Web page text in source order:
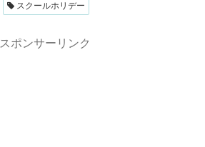
スクールホリデー
スポンサーリンク